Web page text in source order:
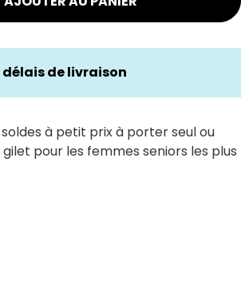
délais de livraison
soldes à petit prix à porter seul ou
pour les femmes seniors les plus